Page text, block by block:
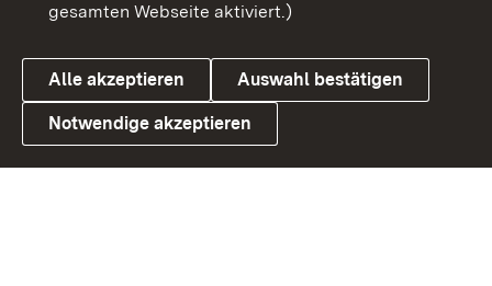
Link zum Landesportal
Datenschutz
Cookies
gesamten Webseite aktiviert.)
Alle akzeptieren Auswahl bestätigen
Notwendige akzeptieren